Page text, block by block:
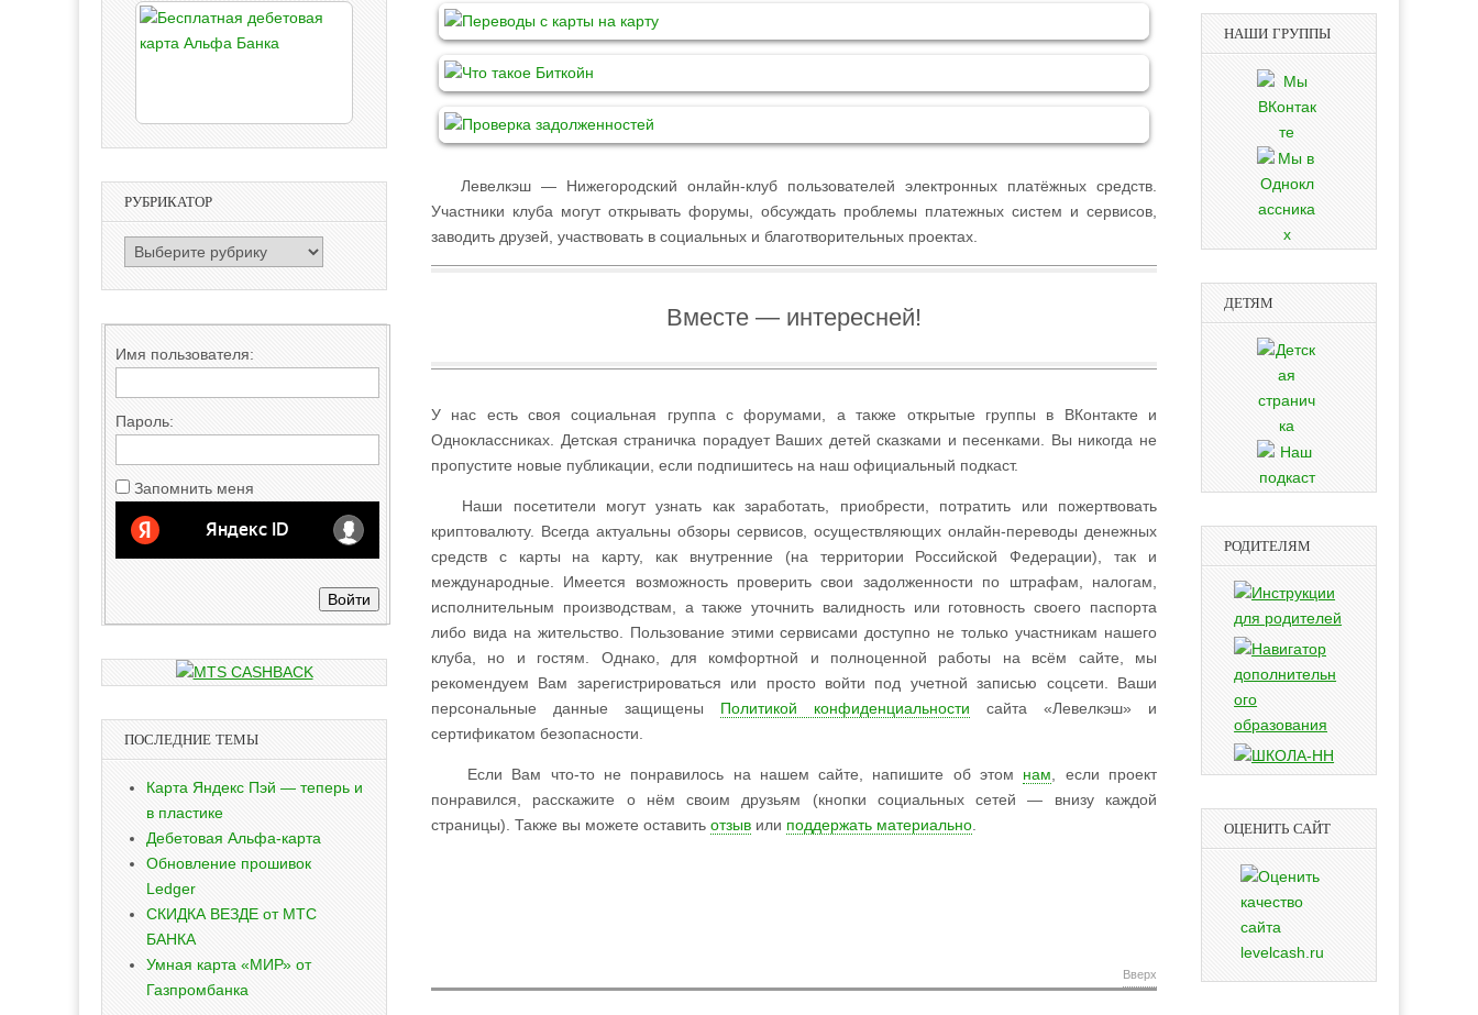
Левелкэш — Нижегородский онлайн-клуб пользователей электронных платёжных средств.
Участники клуба могут открывать форумы, обсуждать проблемы платежных систем и сервисов,
заводить друзей, участвовать в социальных и благотворительных проектах.
Вместе — интересней!
У нас есть своя социальная группа с форумами, а также открытые группы в ВКонтакте и
Одноклассниках. Детская страничка порадует Ваших детей сказками и песенками. Вы никогда не
пропустите новые публикации, если подпишитесь на наш официальный подкаст.
Наши посетители могут узнать как заработать, приобрести, потратить или пожертвовать
криптовалюту. Всегда актуальны обзоры сервисов, осуществляющих онлайн-переводы денежных
средств с карты на карту, как внутренние (на территории Российской Федерации), так и
международные. Имеется возможность проверить свои задолженности по штрафам, налогам,
исполнительным производствам, а также уточнить валидность или готовность своего паспорта
либо вида на жительство. Пользование этими сервисами доступно не только участникам нашего
клуба, но и гостям. Однако, для комфортной и полноценной работы на всём сайте, мы
рекомендуем Вам зарегистрироваться или просто войти под учетной записью соцсети. Ваши
персональные данные защищены Политикой конфиденциальности сайта «Левелкэш» и
сертификатом безопасности.
Если Вам что-то не понравилось на нашем сайте, напишите об этом нам , если проект
понравился, расскажите о нём своим друзьям (кнопки социальных сетей — внизу каждой
страницы). Также вы можете оставить отзыв или поддержать материально
Вверх
РУБРИКАТОР
РУБРИКАТОР
Имя пользователя:
Пароль:
Запомнить меня
Войти
ПОСЛЕДНИЕ ТЕМЫ
Карта Яндекс Пэй — теперь и
в пластике
Дебетовая Альфа-карта
Обновление прошивок
Ledger
СКИДКА ВЕЗДЕ от МТС
БАНКА
Умная карта «МИР» от
Газпромбанка
НАШИ ГРУППЫ
ДЕТЯМ
РОДИТЕЛЯМ
ОЦЕНИТЬ САЙТ